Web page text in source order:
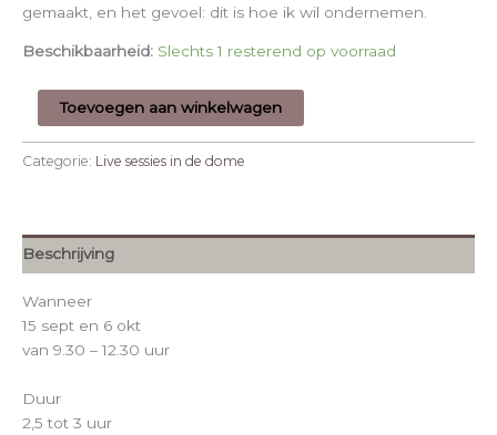
gemaakt, en het gevoel: dit is hoe ik wil ondernemen.
Beschikbaarheid: Slechts 1 resterend op voorraad
Toevoegen aan winkelwagen
Categorie: Live sessies in de dome
Beschrijving
Wanneer
15 sept en 6 okt
van 9.30 – 12.30 uur
Duur
2,5 tot 3 uur